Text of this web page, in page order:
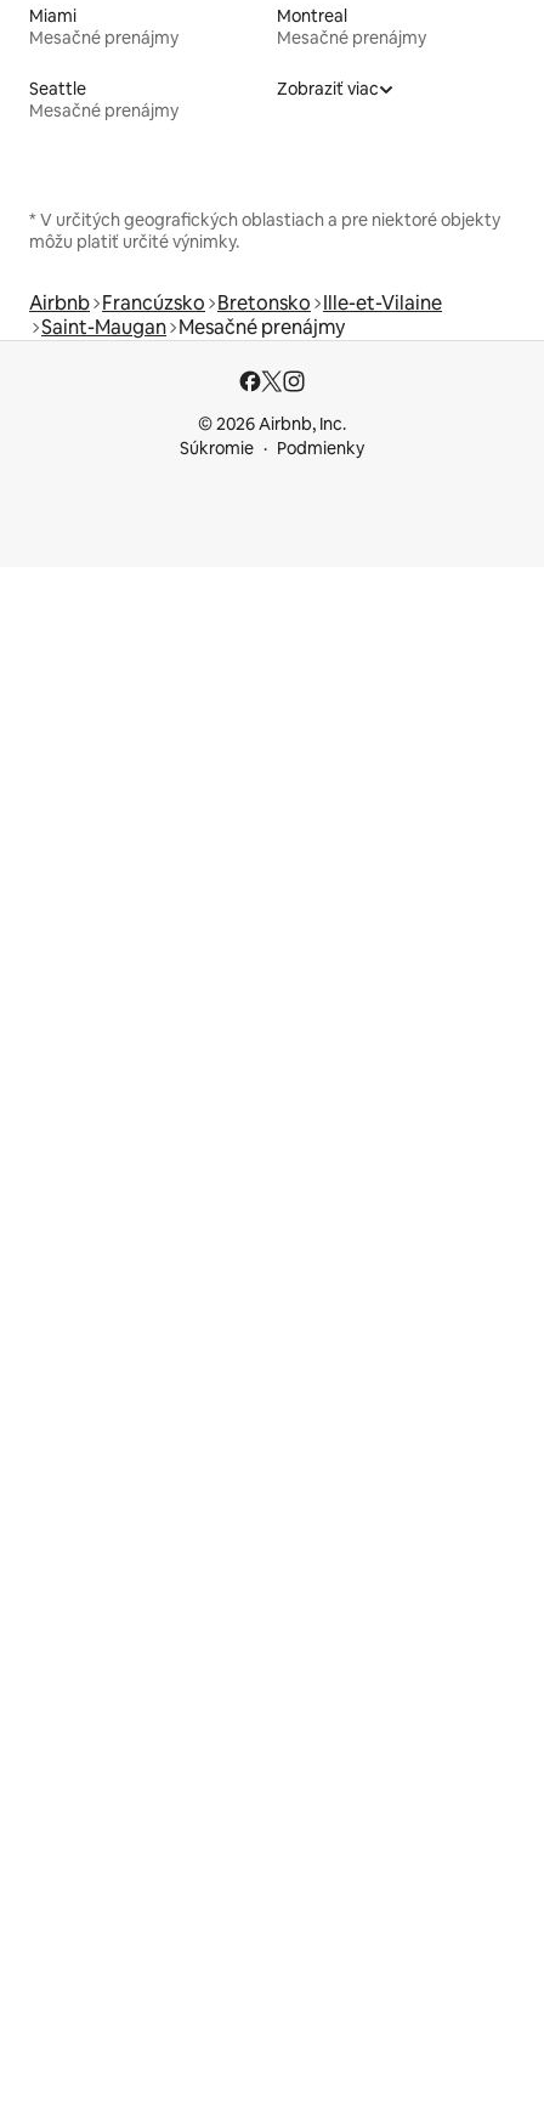
Miami
Mesačné prenájmy
Montreal
Mesačné prenájmy
Seattle
Mesačné prenájmy
Zobraziť viac
* V určitých geografických oblastiach a pre niektoré objekty
môžu platiť určité výnimky.
Airbnb Francúzsko Bretonsko Ille-et-Vilaine
Saint-Maugan Mesačné prenájmy
© 2026 Airbnb, Inc.
Súkromie
Podmienky